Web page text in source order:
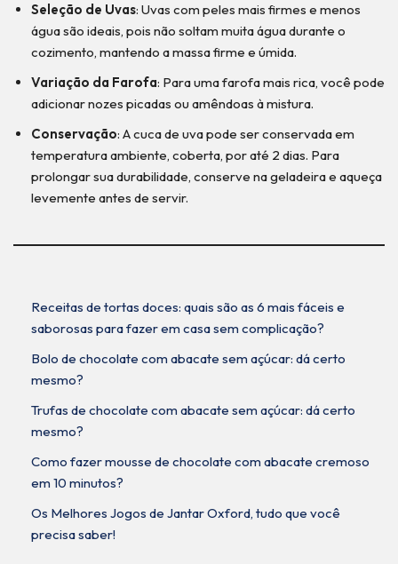
Seleção de Uvas: Uvas com peles mais firmes e menos
água são ideais, pois não soltam muita água durante o
cozimento, mantendo a massa firme e úmida.
Variação da Farofa: Para uma farofa mais rica, você pode
adicionar nozes picadas ou amêndoas à mistura.
Conservação: A cuca de uva pode ser conservada em
temperatura ambiente, coberta, por até 2 dias. Para
prolongar sua durabilidade, conserve na geladeira e aqueça
levemente antes de servir.
Receitas de tortas doces: quais são as 6 mais fáceis e
saborosas para fazer em casa sem complicação?
Bolo de chocolate com abacate sem açúcar: dá certo
mesmo?
Trufas de chocolate com abacate sem açúcar: dá certo
mesmo?
Como fazer mousse de chocolate com abacate cremoso
em 10 minutos?
Os Melhores Jogos de Jantar Oxford, tudo que você
precisa saber!